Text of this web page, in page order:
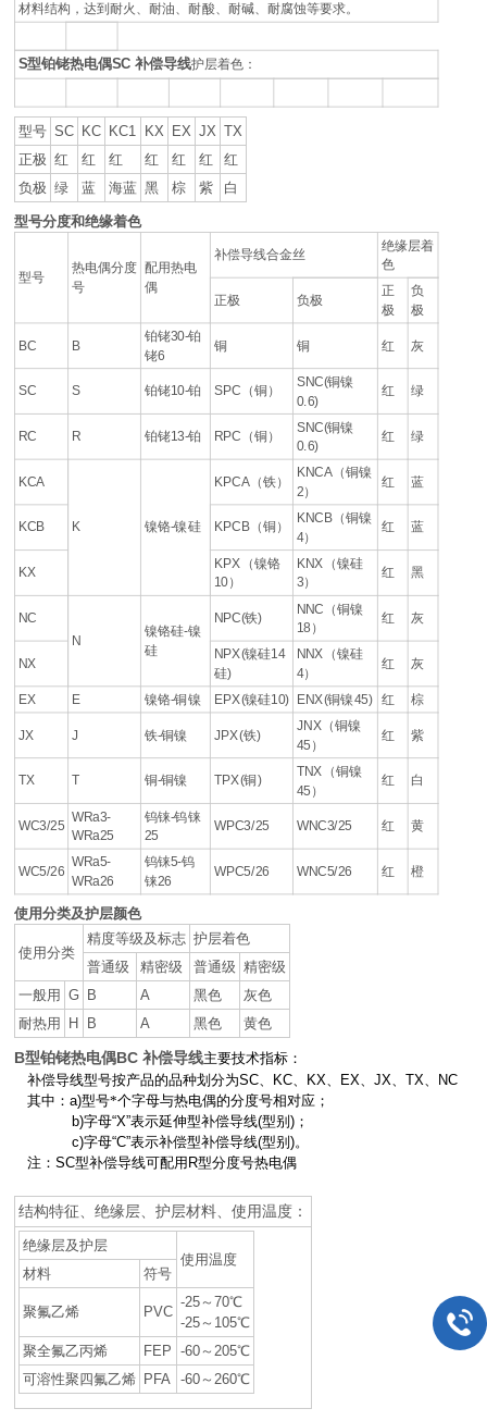
材料结构，达到耐火、耐油、耐酸、耐碱、耐腐蚀等要求。
S型铂铑热电偶SC 补偿导线护层着色：
型号 SC KC KC1 KX EX JX TX
正极 红 红 红 红 红 红
红
负极 绿 蓝 海蓝 黑 棕 紫 白
型号分度和绝缘着色
型号
热电偶分度
号
配用热电
偶
补偿导线合金丝
绝缘层着
色
正极 负极
正
极
负
极
BC B
铂铑30-铂
铑6
铜 铜 红 灰
SC S 铂铑10-铂 SPC（铜）
SNC(铜镍
0.6)
红 绿
RC R 铂铑13-铂 RPC（铜）
SNC(铜镍
0.6)
红 绿
KCA
K 镍铬-镍硅
KPCA（铁）
KNCA（铜镍
2）
红 蓝
KCB KPCB（铜）
KNCB（铜镍
4）
红 蓝
KX
KPX（镍铬
10）
KNX（镍硅
3）
红 黑
NC
N
镍铬硅-镍
硅
NPC(铁)
NNC（铜镍
18）
红 灰
NX
NPX(镍硅14
硅)
NNX（镍硅
4）
红 灰
EX E 镍铬-铜镍 EPX(镍硅10) ENX(铜镍45) 红 棕
JX J 铁-铜镍 JPX(铁)
JNX（铜镍
45）
红 紫
TX T 铜-铜镍 TPX(铜)
TNX（铜镍
45）
红 白
WC3/25
WRa3-
WRa25
钨铼-钨铼
25
WPC3/25 WNC3/25 红 黄
WC5/26
WRa5-
WRa26
钨铼5-钨
铼26
WPC5/26 WNC5/26 红 橙
使用分类及护层颜色
使用分类
精度等级及标志 护层着色
普通级
精密级 普通级 精密级
一般用
G B A 黑色
灰色
耐热用
H B A 黑色 黄色
B型铂铑热电偶BC 补偿导线主要技术指标：
补偿导线型号按产品的品种划分为SC、 KC、 KX、 EX、JX、TX、
NC
其中：a)型号*个字母与热电偶的分度号相对应；
b)字母“X”表示延伸型补偿导线(型别) ；
c)字母“C”表示补偿型补偿导线(型别)。
注：SC型补偿导线可配用 R型分度号热电偶
结构特征、绝缘层、护层材料、使用温度：
绝缘层及护层
使用温度
材料
符号
聚氟乙烯 PVC
-25～70℃
-25～105℃
聚全氟乙丙烯
FEP
-60～205℃
可溶性聚四氟乙烯 PFA -60～260℃